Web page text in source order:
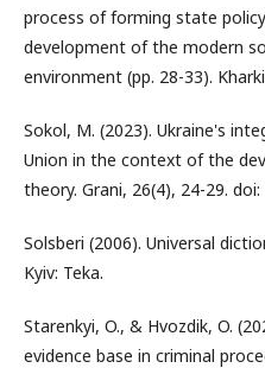
process of forming state
development of the modern
environment (pp. 28-33).
Sokol, M. (2023). Ukraine's
Union in the context of the
theory. Grani, 26(4), 24-29.
Solsberi (2006). Universal
Kyiv: Teka.
Starenkyi, O., & Hvozdik, O.
evidence base in criminal